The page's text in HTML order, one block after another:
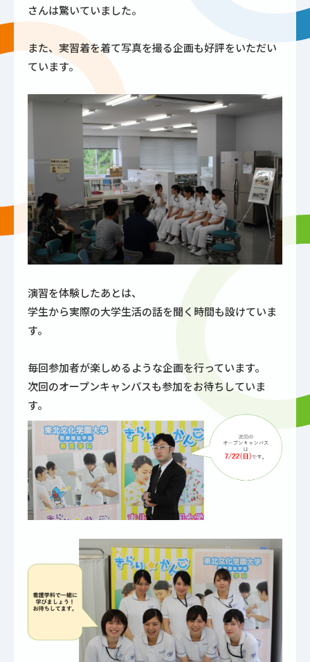
さんは驚いていました。
また、実習着を着て写真を撮る企画も好評をいただい
ています。
演習を体験したあとは、
学生から実際の大学生活の話を聞く時間も設けていま
す。
毎回参加者が楽しめるような企画を行っています。
次回のオープンキャンパスも参加をお待ちしていま
す。